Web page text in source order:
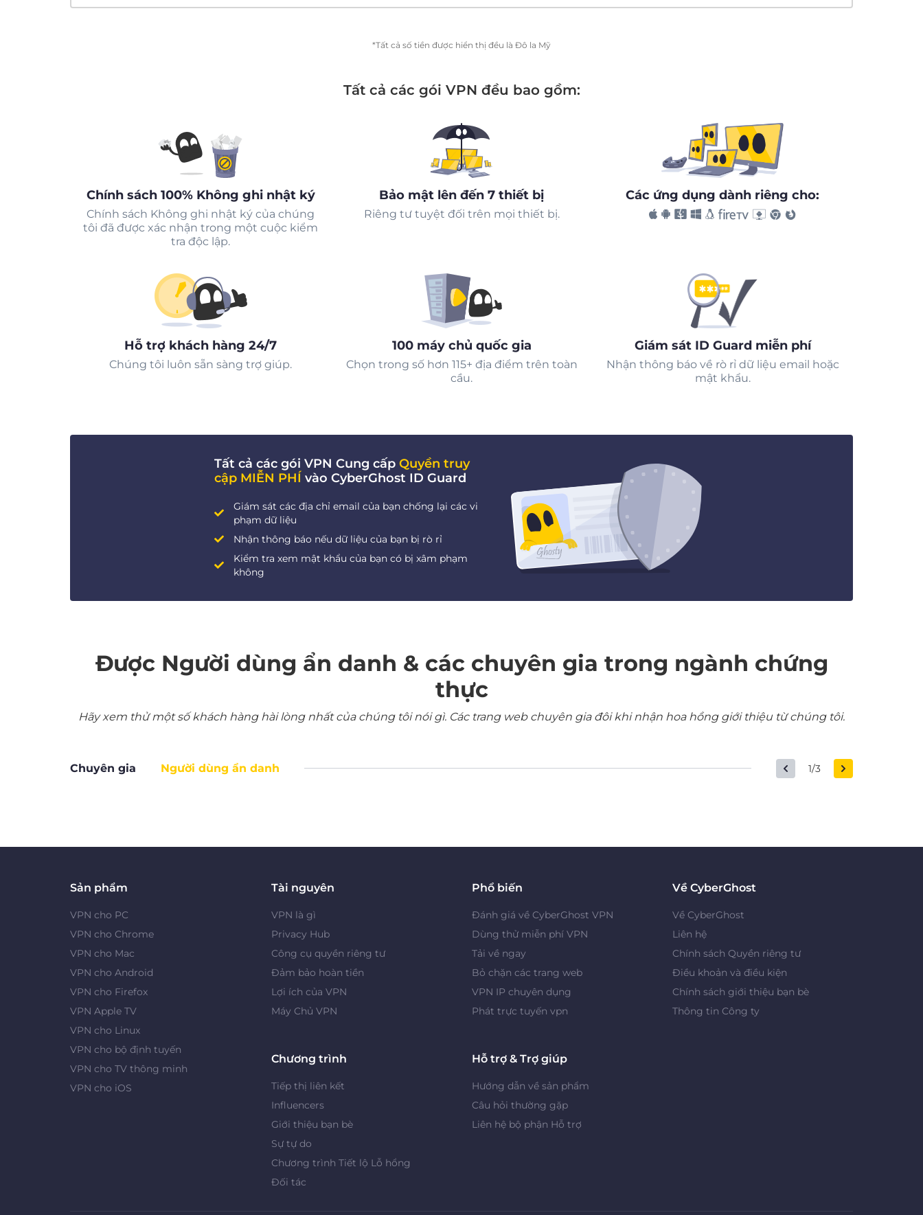
*Tất cả số tiền được hiển thị đều là Đô la Mỹ
Tất cả các gói VPN đều bao gồm:
Chính sách 100% Không ghi nhật ký
Chính sách Không ghi nhật ký của chúng
tôi đã được xác nhận trong một cuộc kiểm
tra độc lập.
Bảo mật lên đến 7 thiết bị
Riêng tư tuyệt đối trên mọi thiết bị.
Các ứng dụng dành riêng cho:
Hỗ trợ khách hàng 24/7
Chúng tôi luôn sẵn sàng trợ giúp.
100 máy chủ quốc gia
Chọn trong số hơn 115+ địa điểm trên toàn
cầu.
Giám sát ID Guard miễn phí
Nhận thông báo về rò rỉ dữ liệu email hoặc
mật khẩu.
Tất cả các gói VPN Cung cấp Quyền truy
cập MIỄN PHÍ vào CyberGhost ID Guard
Giám sát các địa chỉ email của bạn chống lại các vi
phạm dữ liệu
Nhận thông báo nếu dữ liệu của bạn bị rò rỉ
Kiểm tra xem mật khẩu của bạn có bị xâm phạm
không
Được Người dùng ẩn danh & các chuyên gia trong ngành chứng
thực
Hãy xem thử một số khách hàng hài lòng nhất của chúng tôi nói gì. Các trang web chuyên gia đôi khi nhận hoa hồng giới thiệu từ chúng tôi.
Chuyên gia Người dùng ẩn danh 1/3
Sản phẩm
VPN cho PC
VPN cho Chrome
VPN cho Mac
VPN cho Android
VPN cho Firefox
VPN Apple TV
VPN cho Linux
VPN cho bộ định tuyến
VPN cho TV thông minh
VPN cho iOS
Tài nguyên
VPN là gì
Privacy Hub
Công cụ quyền riêng tư
Đảm bảo hoàn tiền
Lợi ích của VPN
Máy Chủ VPN
Phổ biến
Đánh giá về CyberGhost VPN
Dùng thử miễn phí VPN
Tải về ngay
Bỏ chặn các trang web
VPN IP chuyên dụng
Phát trực tuyến vpn
Về CyberGhost
Về CyberGhost
Liên hệ
Chính sách Quyền riêng tư
Điều khoản và điều kiện
Chính sách giới thiệu bạn bè
Thông tin Công ty
Chương trình
Tiếp thị liên kết
Influencers
Giới thiệu bạn bè
Sự tự do
Chương trình Tiết lộ Lỗ hổng
Đối tác
Hỗ trợ & Trợ giúp
Hướng dẫn về sản phẩm
Câu hỏi thường gặp
Liên hệ bộ phận Hỗ trợ